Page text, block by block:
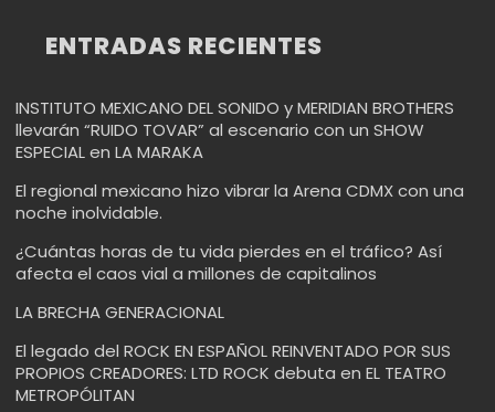
ENTRADAS RECIENTES
INSTITUTO MEXICANO DEL SONIDO y MERIDIAN BROTHERS
llevarán “RUIDO TOVAR” al escenario con un SHOW
ESPECIAL en LA MARAKA
El regional mexicano hizo vibrar la Arena CDMX con una
noche inolvidable.
¿Cuántas horas de tu vida pierdes en el tráfico? Así
afecta el caos vial a millones de capitalinos
LA BRECHA GENERACIONAL
El legado del ROCK EN ESPAÑOL REINVENTADO POR SUS
PROPIOS CREADORES: LTD ROCK debuta en EL TEATRO
METROPÓLITAN